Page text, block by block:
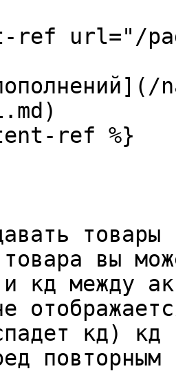
url="/
ref %}
товара вы
и кд между
кд) кд
повторным